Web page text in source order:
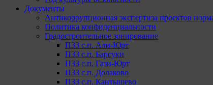
Документы
Антикоррупционная экспертиза проектов
Политика конфиденциальности
Градостроительное зонирование
ПЗЗ с.п. Али-Юрт
ПЗЗ с.п. Барсуки
ПЗЗ с.п. Гази-Юрт
ПЗЗ с.п. Долаково
ПЗЗ с.п. Кантышево